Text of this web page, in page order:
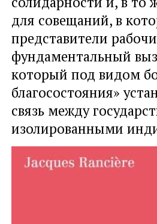
для совещаний, в
представители
фундаментальный
который под видом
благосостояния»
связь между
изолированными